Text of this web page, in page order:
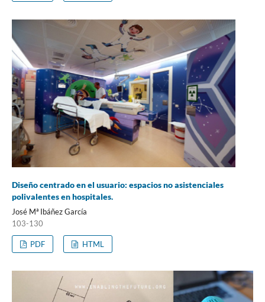
Diseño centrado en el usuario: espacios no asistenciales
polivalentes en hospitales.
José Mª Ibáñez García
103-130
PDF HTML